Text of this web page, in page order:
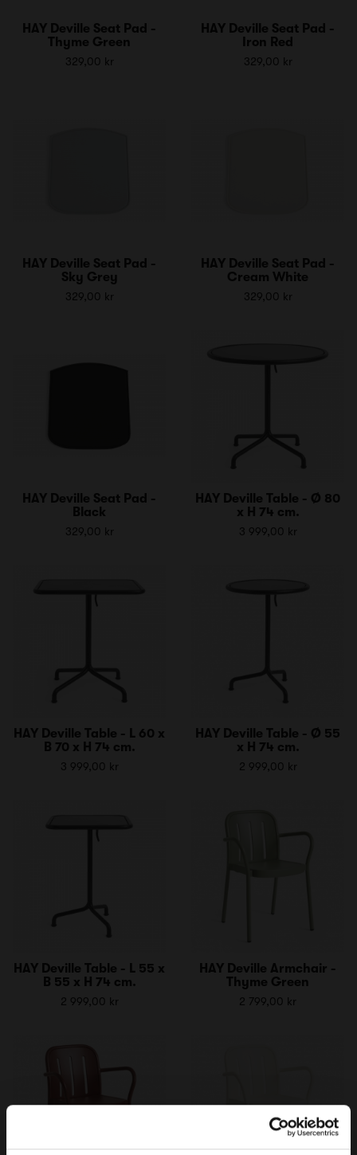
HAY Deville Seat Pad -
Thyme Green
329,00 kr
HAY Deville Seat Pad -
Iron Red
329,00 kr
HAY Deville Seat Pad -
Sky Grey
329,00 kr
HAY Deville Seat Pad -
Cream White
329,00 kr
HAY Deville Seat Pad -
Black
329,00 kr
HAY Deville Table - Ø 80
x H 74 cm.
3 999,00 kr
HAY Deville Table - L 60 x
B 70 x H 74 cm.
3 999,00 kr
HAY Deville Table - Ø 55
x H 74 cm.
2 999,00 kr
HAY Deville Table - L 55 x
B 55 x H 74 cm.
2 999,00 kr
HAY Deville Armchair -
Thyme Green
2 799,00 kr